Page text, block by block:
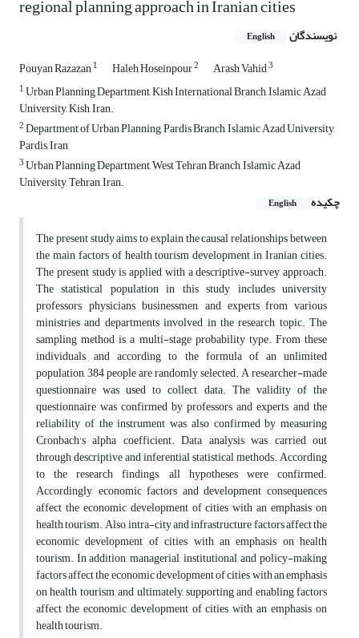
regional planning approach in Iranian cities
نویسندگان English
Pouyan Razazan1 Haleh Hoseinpour2 Arash Vahid3
1Urban Planning Department, Kish International Branch, Islamic Azad
University, Kish, Iran.
2Department of Urban Planning, Pardis Branch, Islamic Azad University,
Pardis, Iran
3Urban Planning Department, West Tehran Branch, Islamic Azad
University, Tehran, Iran.
چکیده
English
The present study aims to explain the causal relationships between
the main factors of health tourism development in Iranian cities.
The present study is applied with a descriptive-survey approach.
The statistical population in this study includes university
professors, physicians, businessmen, and experts from various
ministries and departments involved in the research topic. The
sampling method is a multi-stage probability type. From these
individuals, and according to the formula of an unlimited
population, 384 people are randomly selected. A researcher-made
questionnaire was used to collect data. The validity of the
questionnaire was confirmed by professors and experts, and the
reliability of the instrument was also confirmed by measuring
Cronbach's alpha coefficient. Data analysis was carried out
through descriptive and inferential statistical methods. According
to the research findings, all hypotheses were confirmed.
Accordingly, economic factors and development consequences
affect the economic development of cities with an emphasis on
health tourism. Also, intra-city and infrastructure factors affect the
economic development of cities with an emphasis on health
tourism. In addition, managerial, institutional, and policy-making
factors affect the economic development of cities with an emphasis
on health tourism, and ultimately, supporting and enabling factors
affect the economic development of cities with an emphasis on
health tourism.